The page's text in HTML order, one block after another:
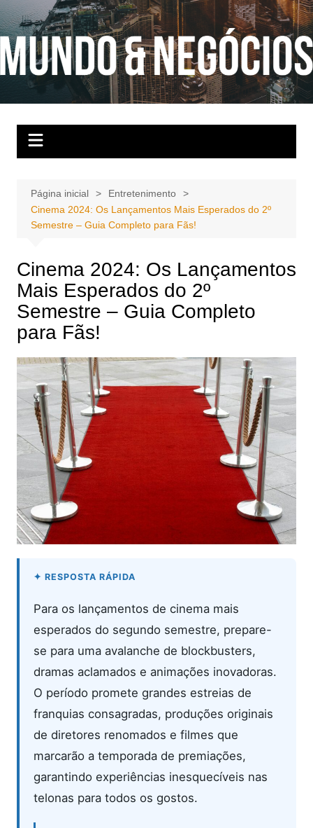
para
conteúdo
Página inicial
Entretenimento
Cinema 2024: Os Lançamentos Mais Esperados do 2º
Semestre – Guia Completo para Fãs!
Cinema 2024: Os Lançamentos
Mais Esperados do 2º
Semestre – Guia Completo
para Fãs!
Para os lançamentos de cinema mais
esperados do segundo semestre, prepare-
se para uma avalanche de blockbusters,
dramas aclamados e animações inovadoras.
O período promete grandes estreias de
franquias consagradas, produções originais
de diretores renomados e filmes que
marcarão a temporada de premiações,
garantindo experiências inesquecíveis nas
telonas para todos os gostos.